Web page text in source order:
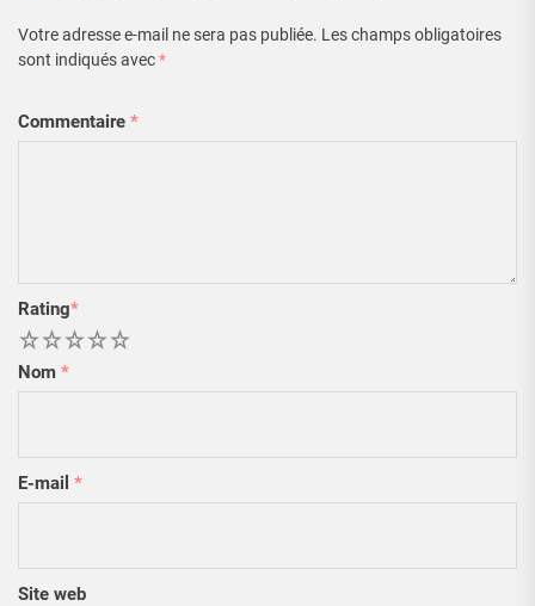
Votre adresse e-mail ne sera pas publiée. Les champs obligatoires
sont indiqués avec*
Commentaire *
Rating*
5
4
3
2
Nom *
E-mail *
Site web